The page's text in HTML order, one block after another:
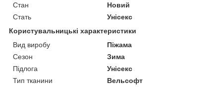
Стан
Новий
Стать
Унісекс
Користувальницькі характеристики
Вид виробу
Піжама
Сезон
Зима
Підлога
Унісекс
Тип тканини
Вельсофт